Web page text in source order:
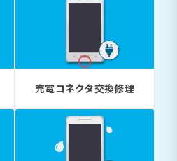
充電コネクタ交換修理